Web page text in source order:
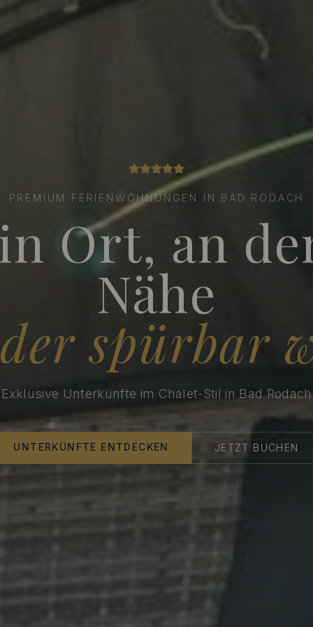
PREMIUM FERIENWOHNUNGEN IN BAD RODACH
Ort, an
Nähe
spürbar
Exklusive Unterkünfte im Chalet-Stil in Bad Rodach
UNTERKÜNFTE ENTDECKEN JETZT BUCHEN